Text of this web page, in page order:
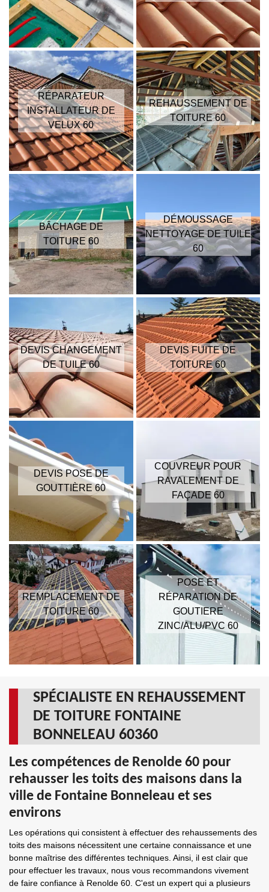
RÉPARATEUR
INSTALLATEUR DE
VELUX 60
REHAUSSEMENT DE
TOITURE 60
BÂCHAGE DE
TOITURE 60
DÉMOUSSAGE
NETTOYAGE DE TUILE
60
DEVIS CHANGEMENT
DE TUILE 60
DEVIS FUITE DE
TOITURE 60
DEVIS POSE DE
GOUTTIÈRE 60
COUVREUR POUR
RAVALEMENT DE
FAÇADE 60
REMPLACEMENT DE
TOITURE 60
POSE ET
RÉPARATION DE
GOUTIERE
ZINC/ALU/PVC 60
SPÉCIALISTE EN REHAUSSEMENT
DE TOITURE FONTAINE
BONNELEAU 60360
Les compétences de Renolde 60 pour
rehausser les toits des maisons dans la
ville de Fontaine Bonneleau et ses
environs
Les opérations qui consistent à effectuer des rehaussements des
toits des maisons nécessitent une certaine connaissance et une
bonne maîtrise des différentes techniques. Ainsi, il est clair que
pour effectuer les travaux, nous vous recommandons vivement
de faire confiance à Renolde 60. C'est un expert qui a plusieurs